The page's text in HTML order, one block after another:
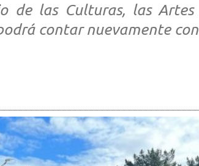
de las Culturas, las
contar nuevamente